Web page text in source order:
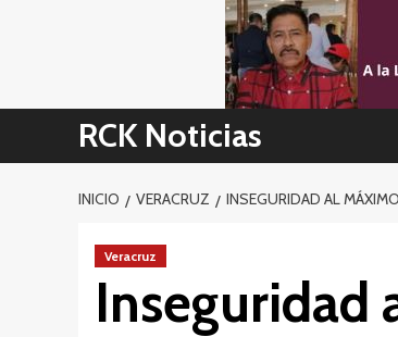
RCK Noticias
INICIO VERACRUZ INSEGURIDAD AL
Veracruz
Inseguridad